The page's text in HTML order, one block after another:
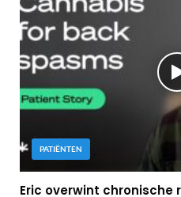
PATIËNTEN
Eric overwint chronische